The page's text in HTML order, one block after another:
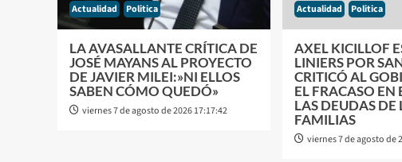
Actualidad Politica
LA AVASALLANTE CRÍTICA DE
JOSÉ MAYANS AL PROYECTO
DE JAVIER MILEI:»NI ELLOS
SABEN CÓMO QUEDÓ»
viernes 7 de agosto de 2026 17:17:42
Actualidad Politica
AXEL KICILLOF
LINIERS POR
CRITICÓ AL
EL FRACASO EN
LAS DEUDAS DE
FAMILIAS
viernes 7 de agosto de